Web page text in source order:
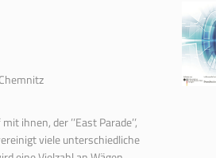
ihnen, der ’’East Parade’’,
viele unterschiedliche